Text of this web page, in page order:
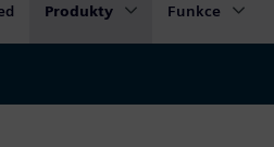
Produkty Funkce